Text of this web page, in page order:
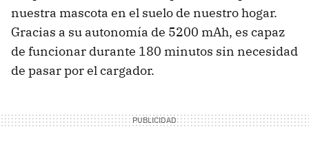
nuestra mascota en el suelo de nuestro hogar.
Gracias a su autonomía de 5200 mAh, es capaz
de funcionar durante 180 minutos sin necesidad
de pasar por el cargador.